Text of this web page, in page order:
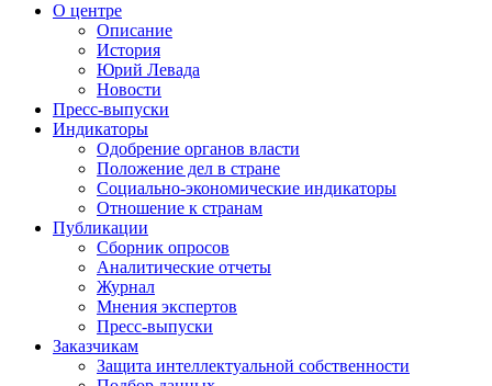
О центре
Описание
История
Юрий Левада
Новости
Пресс-выпуски
Индикаторы
Одобрение органов власти
Положение дел в стране
Социально-экономические индикаторы
Отношение к странам
Публикации
Сборник опросов
Аналитические отчеты
Журнал
Мнения экспертов
Пресс-выпуски
Заказчикам
Защита интеллектуальной собственности